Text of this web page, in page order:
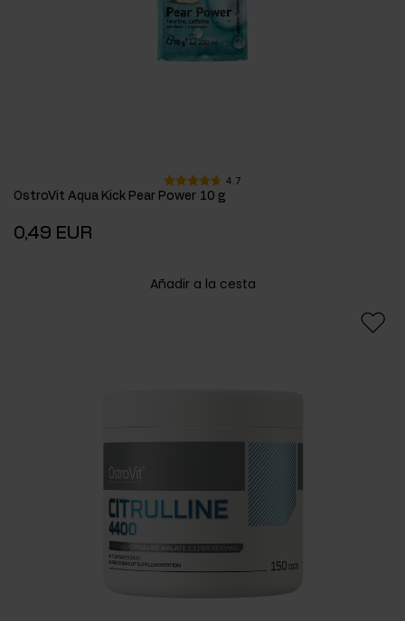
4.7
OstroVit Aqua Kick Pear Power 10 g
0,49 EUR
Añadir a la cesta